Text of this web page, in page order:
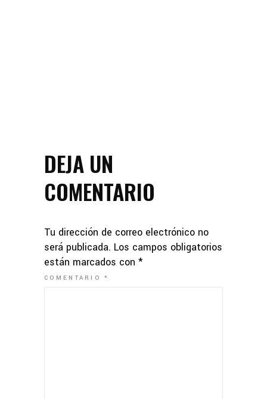
DEJA UN
COMENTARIO
Tu dirección de correo electrónico no
será publicada. Los campos obligatorios
están marcados con *
COMENTARIO*